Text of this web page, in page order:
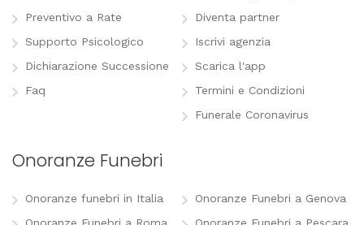
Preventivo a Rate
Supporto Psicologico
Dichiarazione Successione
Faq
Diventa partner
Iscrivi agenzia
Scarica l'app
Termini e Condizioni
Funerale Coronavirus
Onoranze Funebri
Onoranze funebri in Italia
Onoranze Funebri a Genova